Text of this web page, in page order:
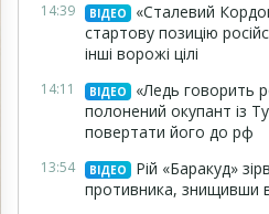
14:39 ВІДЕО
«Сталевий
стартову позицію
інші ворожі цілі
14:11 ВІДЕО
«Ледь говорить
полонений окупант із
повертати його до рф
13:54 ВІДЕО
Рій «Баракуд»
противника, знищивши